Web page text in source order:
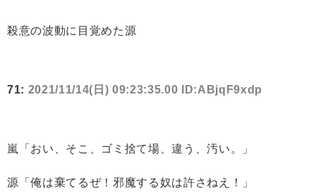
殺意の波動に目覚めた源
71: 2021/11/14(日) 09:23:35.00 ID:ABjqF9xdp
嵐「おい、そこ、ゴミ捨て場、違う、汚い。」
源「俺は棄てるぜ！邪魔する奴は許さねえ！」